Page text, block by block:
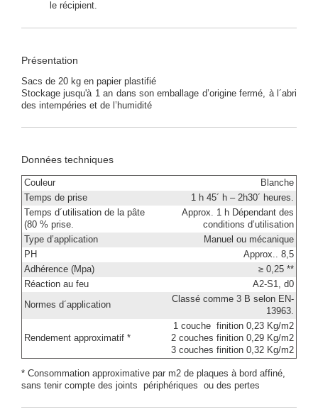
le récipient.
Présentation
Sacs de 20 kg en papier plastifié
Stockage jusqu'à 1 an dans son emballage d’origine fermé, à l´abri
des intempéries et de l’humidité
Données techniques
Couleur
Blanche
Temps de prise
1 h 45´ h – 2h30´ heures.
Temps d´utilisation de la pâte
(80 % prise.
Approx. 1 h Dépendant des
conditions d’utilisation
Type d’application
Manuel ou mécanique
PH
Approx.. 8,5
Adhérence (Mpa)
≥ 0,25 **
Réaction au feu
A2-S1, d0
Normes d´application
Classé comme 3 B selon EN-
13963.
Rendement approximatif *
1 couche finition 0,23 Kg/m2
2 couches finition 0,29 Kg/m2
3 couches finition 0,32 Kg/m2
* Consommation approximative par m2 de plaques à bord affiné,
sans tenir compte des joints périphériques ou des pertes